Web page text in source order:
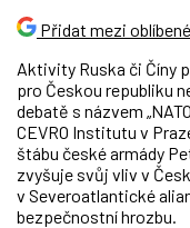
Přidat mezi
Aktivity Ruska či Číny
pro Českou republiku
debatě s názvem
CEVRO Institutu v
štábu české armády
zvyšuje svůj vliv v
v Severoatlantické
bezpečnostní hrozbu.